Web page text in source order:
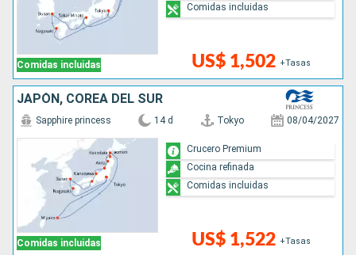
Comidas incluidas US$ 1,502 +Tasas
Comidas incluidas
JAPÓN, COREA DEL SUR
Comidas incluidas
Sapphire princess 14 d Tokyo 08/04/2027
US$ 1,522 +Tasas
Crucero Premium
Cocina refinada
Comidas incluidas